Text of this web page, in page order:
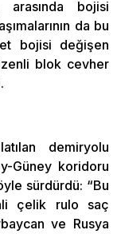
arasında bojisi
da bu
bojisi değişen
blok cevher
demiryolu
Güney koridoru
sürdürdü: “Bu
çelik rulo saç
ve Rusya